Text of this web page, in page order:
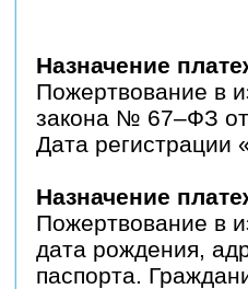
Назначение
Пожертвование в
закона № 67–ФЗ от
Дата регистрации
Назначение
Пожертвование в
дата рождения,
паспорта.